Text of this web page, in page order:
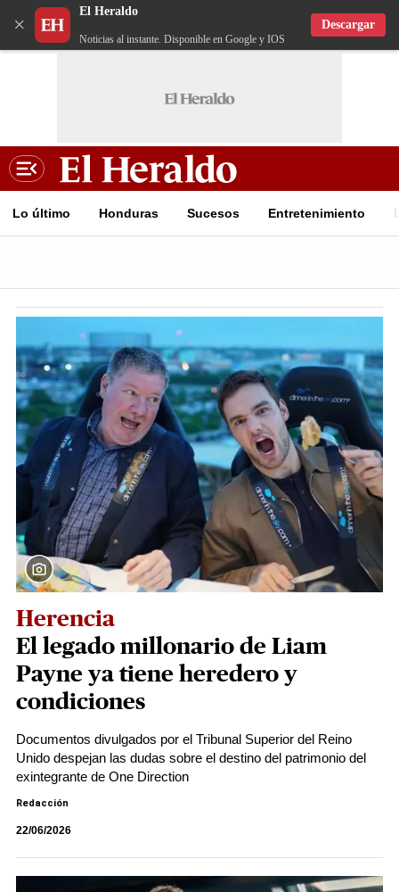
×
El Heraldo
Noticias al instante. Disponible en Google y IOS
Descargar
Lo último Honduras Sucesos Entretenimiento
Herencia
El legado millonario de Liam
Payne ya tiene heredero y
condiciones
Documentos divulgados por el Tribunal Superior del Reino
Unido despejan las dudas sobre el destino del patrimonio del
exintegrante de One Direction
Redacción
22/06/2026